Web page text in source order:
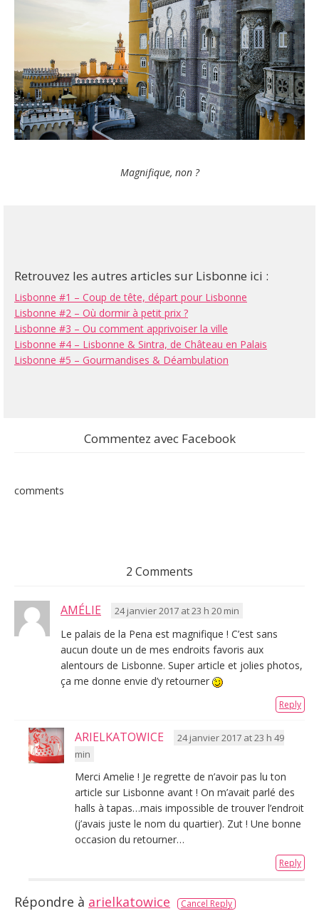
Magnifique, non ?
Retrouvez les autres articles sur Lisbonne ici :
Lisbonne #1 – Coup de tête, départ pour Lisbonne
Lisbonne #2 – Où dormir à petit prix ?
Lisbonne #3 – Ou comment apprivoiser la ville
Lisbonne #4 – Lisbonne & Sintra, de Château en Palais
Lisbonne #5 – Gourmandises & Déambulation
Commentez avec Facebook
comments
2 Comments
AMÉLIE 24 janvier 2017 at 23 h 20 min
Le palais de la Pena est magnifique ! C’est sans
aucun doute un de mes endroits favoris aux
alentours de Lisbonne. Super article et jolies photos,
ça me donne envie d’y retourner
Reply
ARIELKATOWICE
24 janvier 2017 at 23 h 49
min
Merci Amelie ! Je regrette de n’avoir pas lu ton
article sur Lisbonne avant ! On m’avait parlé des
halls à tapas…mais impossible de trouver l’endroit
(j’avais juste le nom du quartier). Zut ! Une bonne
occasion du retourner…
Reply
Répondre à arielkatowice Cancel Reply